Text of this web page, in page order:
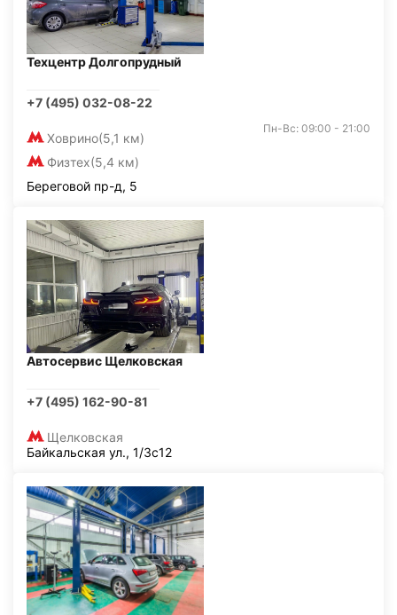
Техцентр Долгопрудный
+7 (495) 032-08-22
Ховрино(5,1 км)
Физтех(5,4 км)
Пн-Вс: 09:00 - 21:00
Береговой пр-д, 5
Автосервис Щелковская
+7 (495) 162-90-81
Щелковская
Байкальская ул., 1/3с12